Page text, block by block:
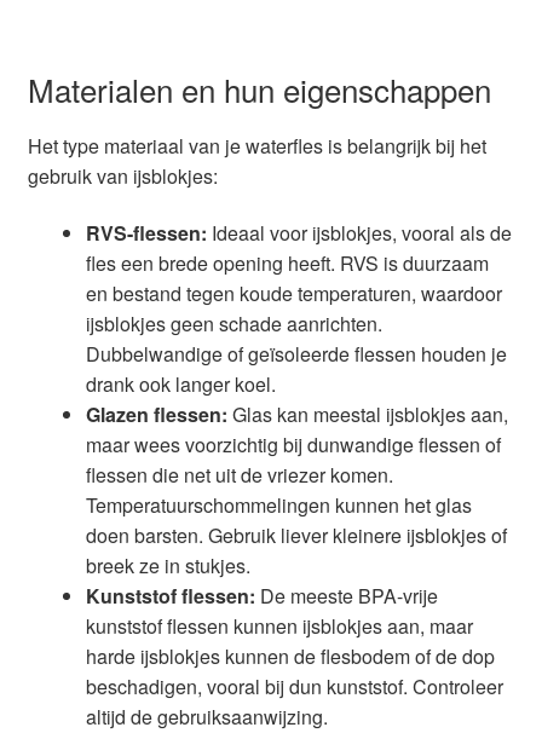
Herbruikbare boterhamzakjes
Accessoires
Aanbiedingen
Waterfles bedrukken
Reviews waterflessenwinkel.nl
Contact Waterflessenwinkel.nl
Materialen en hun eigenschappen
Het type materiaal van je waterfles is belangrijk bij het
gebruik van ijsblokjes:
RVS-flessen: Ideaal voor ijsblokjes, vooral als de
fles een brede opening heeft. RVS is duurzaam
en bestand tegen koude temperaturen, waardoor
ijsblokjes geen schade aanrichten.
Dubbelwandige of geïsoleerde flessen houden je
drank ook langer koel.
Glazen flessen: Glas kan meestal ijsblokjes aan,
maar wees voorzichtig bij dunwandige flessen of
flessen die net uit de vriezer komen.
Temperatuurschommelingen kunnen het glas
doen barsten. Gebruik liever kleinere ijsblokjes of
breek ze in stukjes.
Kunststof flessen: De meeste BPA-vrije
kunststof flessen kunnen ijsblokjes aan, maar
harde ijsblokjes kunnen de flesbodem of de dop
beschadigen, vooral bij dun kunststof. Controleer
altijd de gebruiksaanwijzing.